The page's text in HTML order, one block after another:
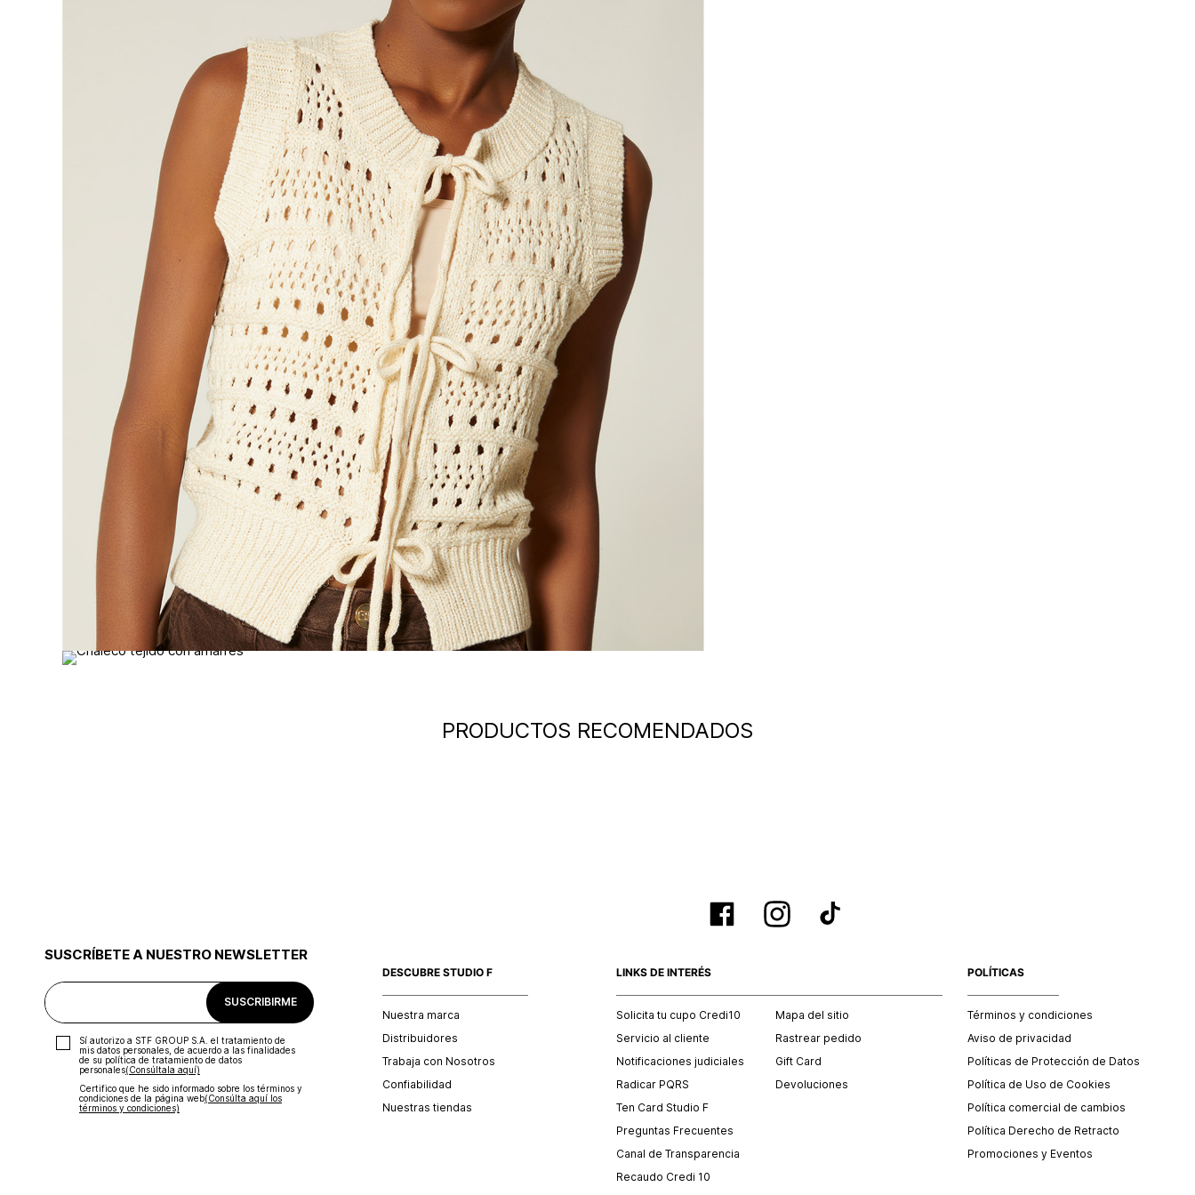
PRODUCTOS RECOMENDADOS
SUSCRÍBETE A NUESTRO NEWSLETTER
SUSCRIBIRME
Sí autorizo a STF GROUP S.A. el tratamiento de
mis datos personales, de acuerdo a las finalidades
de su política de tratamiento de datos
personales‎(Consúltala aquí)
Certifico que he sido informado sobre los términos y
condiciones de la página web‎(Consúlta aquí los
términos y condiciones)
DESCUBRE STUDIO F
Nuestra marca
Distribuidores
Trabaja con Nosotros
Confiabilidad
Nuestras tiendas
LINKS DE INTERÉS
Solicita tu cupo Credi10
Servicio al cliente
Notificaciones judiciales
Radicar PQRS
Ten Card Studio F
Preguntas Frecuentes
Canal de Transparencia
Recaudo Credi 10
Mapa del sitio
Rastrear pedido
Gift Card
Devoluciones
POLÍTICAS
Términos y condiciones
Aviso de privacidad
Políticas de Protección de Datos
Política de Uso de Cookies
Política comercial de cambios
Política Derecho de Retracto
Promociones y Eventos